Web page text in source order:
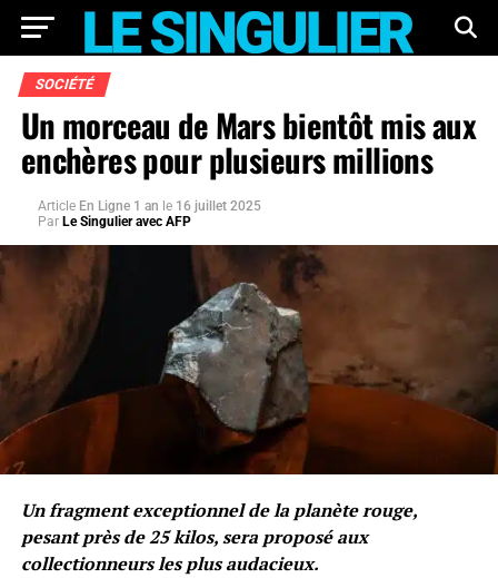
SOCIÉTÉ
Un morceau de Mars bientôt mis aux
enchères pour plusieurs millions
Article En Ligne 1 an le 16 juillet 2025
Par Le Singulier avec AFP
Un fragment exceptionnel de la planète rouge,
pesant près de 25 kilos, sera proposé aux
collectionneurs les plus audacieux.